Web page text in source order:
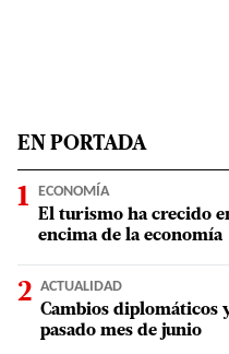
EN PORTADA
ECONOMÍA
El turismo ha crecido
encima de la economía
ACTUALIDAD
Cambios diplomáticos
pasado mes de junio